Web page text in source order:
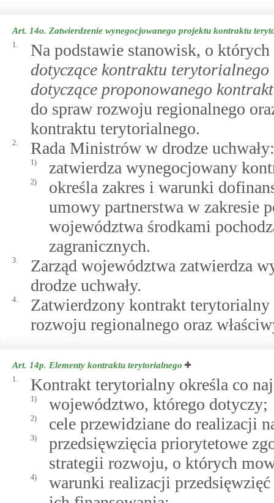
Art. 14o. Zatwierdzenie wynegocjowanego projektu kontraktu
1.
Na podstawie stanowisk, o
dotyczące kontraktu terytorialnego
dotyczące proponowanego
do spraw rozwoju regionalnego
kontraktu terytorialnego.
2. Rada Ministrów w drodze uchwały:
1) zatwierdza wynegocjowany
2)
określa zakres i warunki
umowy partnerstwa w zakresie
województwa środkami
zagranicznych.
3.
Zarząd województwa zatwierdza
drodze uchwały.
4.
Zatwierdzony kontrakt terytorialny
rozwoju regionalnego oraz
Art. 14p. Elementy kontraktu terytorialnego
1. Kontrakt terytorialny określa co
1) województwo, którego dotyczy;
2) cele przewidziane do realizacji
3)
przedsięwzięcia priorytetowe
strategii rozwoju, o których
4)
warunki realizacji